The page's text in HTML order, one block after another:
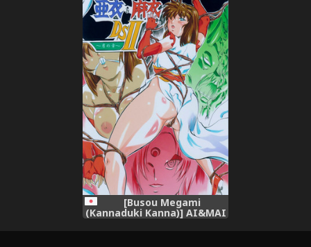
[Busou Megami
(Kannaduki Kanna)] AI&MAI
DSII ~Tsuki no Shou~ (Injuu